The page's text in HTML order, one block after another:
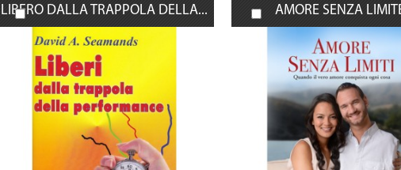
LIBERO DALLA TRAPPOLA DELLA... AMORE SENZA